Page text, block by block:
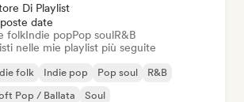
Di Playlist
date
folkIndie popPop soulR&B
nelle mie playlist più seguite
folk Indie pop Pop soul
R&B
Pop / Ballata Soul